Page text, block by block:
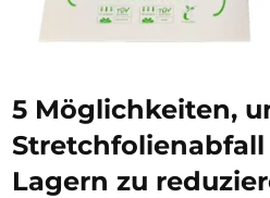
5 Möglichkeiten,
Stretchfolienabfall
Lagern zu